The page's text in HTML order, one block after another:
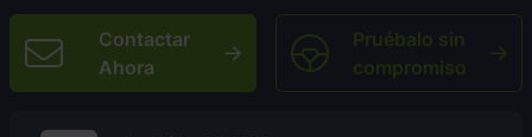
Contactar
Ahora
Pruébalo sin
compromiso